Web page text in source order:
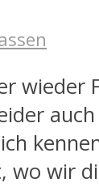
wieder
wo wir